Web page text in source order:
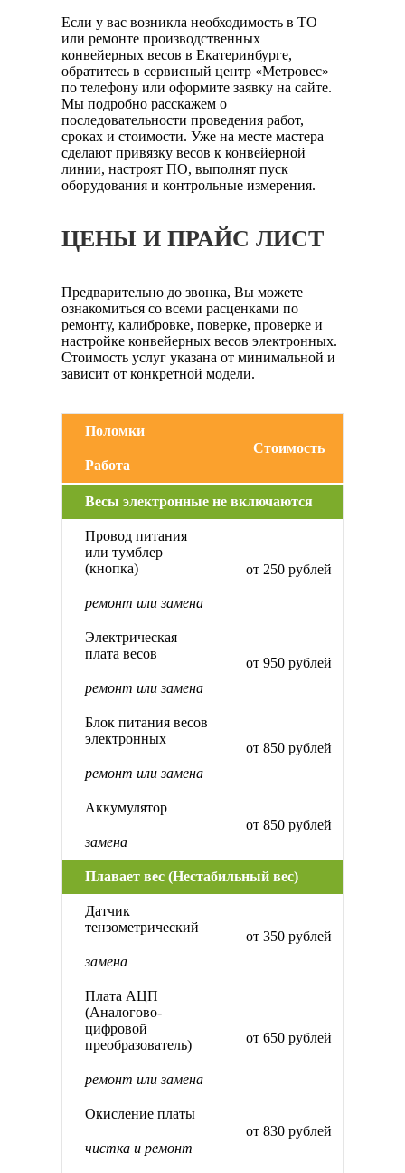
Если у вас возникла необходимость в ТО
или ремонте производственных
конвейерных весов в Екатеринбурге,
обратитесь в сервисный центр «Метровес»
по телефону или оформите заявку на сайте.
Мы подробно расскажем о
последовательности проведения работ,
сроках и стоимости. Уже на месте мастера
сделают привязку весов к конвейерной
линии, настроят ПО, выполнят пуск
оборудования и контрольные измерения.
ЦЕНЫ И ПРАЙС ЛИСТ
Предварительно до звонка, Вы можете
ознакомиться со всеми расценками по
ремонту, калибровке, поверке, проверке и
настройке конвейерных весов электронных.
Стоимость услуг указана от минимальной и
зависит от конкретной модели.
Поломки
Работа
Стоимость
Весы электронные не включаются
Провод питания
или тумблер
(кнопка)
ремонт или замена
от 250 рублей
Электрическая
плата весов
ремонт или замена
от 950 рублей
Блок питания весов
электронных
ремонт или замена
от 850 рублей
Аккумулятор
замена
от 850 рублей
Плавает вес (Нестабильный вес)
Датчик
тензометрический
замена
от 350 рублей
Плата АЦП
(Аналогово-
цифровой
преобразователь)
ремонт или замена
от 650 рублей
Окисление платы
чистка и ремонт
от 830 рублей